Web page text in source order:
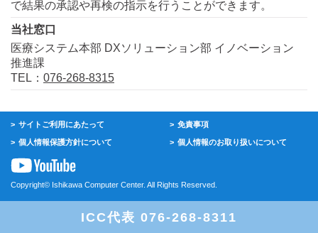
で結果の承認や再検の指示を行うことができます。
当社窓口
医療システム本部 DXソリューション部 イノベーション
推進課
TEL： 076-268-8315
サイトご利用にあたって 免責事項
個人情報保護方針について 個人情報のお取り扱いについて
Copyright© Ishikawa Computer Center. All Rights Reserved.
ICC代表 076-268-8311